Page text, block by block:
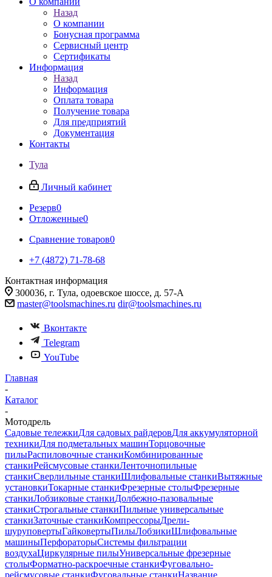
Назад
О компании
Бонусная программа
Сервисный центр
Сертификаты
Информация
Назад
Информация
Оплата товара
Получение товара
Для предприятий
Документация
Контакты
Тула
Личный кабинет
Резерв0
Отложенные0
Сравнение товаров0
+7 (4872) 71-78-68
Контактная информация
300036, г. Тула, одоевское шоссе, д. 57-А
master@toolsmachines.ru dir@toolsmachines.ru
Вконтакте
Telegram
YouTube
Главная
-
Каталог
-
Мотодрель
Садовые тележкиДля садовых райдеровДля аккумуляторной
техникиДля подметальных машинТорцовочные
пилыРаспиловочные станкиКомбинированные
станкиРейсмусовые станкиЛенточнопильные
станкиСверлильные станкиШлифовальные станкиВытяжные
установкиТокарные станкиФрезерные столыФрезерные
станкиЛобзиковые станкиДолбежно-пазовальные
станкиСтрогальные станкиПильные универсальные
станкиЗаточные станкиКомпрессорыДрели-
шуруповертыГайковертыПилыЛобзикиШлифовальные
машиныПерфораторыСистемы фильтрации
воздухаЦиркулярные пилыУниверсальные фрезерные
столыФорматно-раскроечные станкиФуговально-
рейсмусовые станкиФуговальные станкиНазвание